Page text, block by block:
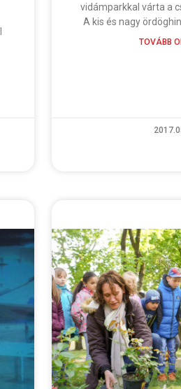
vidámparkkal várta a
A kis és nagy
TOVÁBB